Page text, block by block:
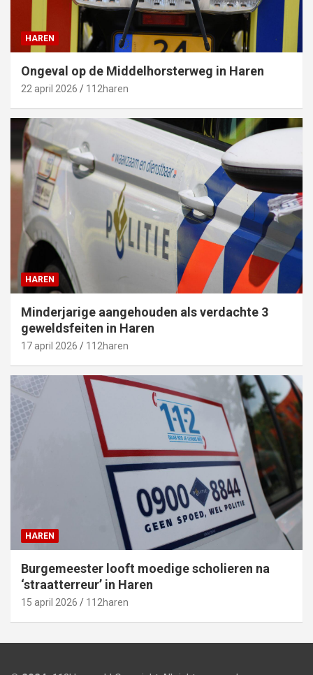
HAREN
Ongeval op de Middelhorsterweg in Haren
22 april 2026 112haren
HAREN
Minderjarige aangehouden als verdachte 3
geweldsfeiten in Haren
17 april 2026 112haren
HAREN
Burgemeester looft moedige scholieren na
‘straatterreur’ in Haren
15 april 2026 112haren